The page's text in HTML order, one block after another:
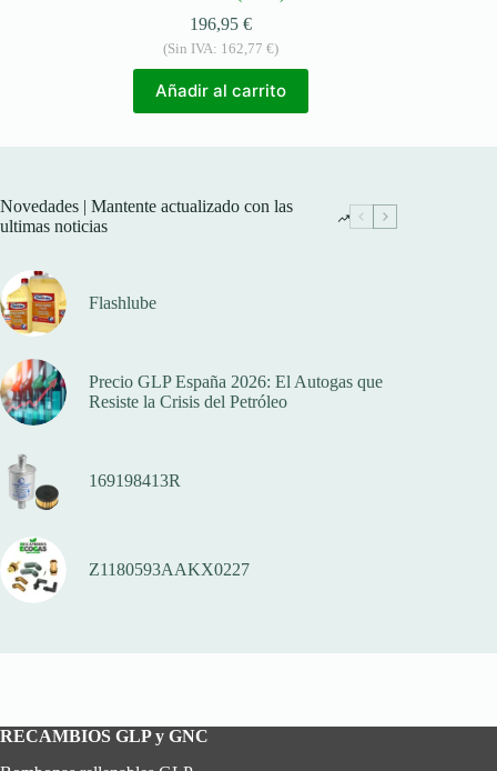
196,95€
(Sin IVA: 162,77€)
Añadir al carrito
Novedades | Mantente actualizado con las
ultimas noticias
Flashlube
Precio GLP España 2026: El Autogas que
Resiste la Crisis del Petróleo
169198413R
Z1180593AAKX0227
RECAMBIOS GLP y GNC